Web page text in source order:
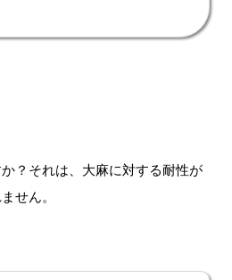
？それは、大麻に対する耐性が
せん。